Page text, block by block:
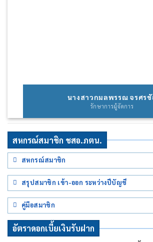
นางสาวกมลพรรณ จรศรชั
รักษาการผู้จัดการ
สหกรณ์สมาชิก ชสอ.ภตน.
สหกรณ์สมาชิก
สรุปสมาชิก เข้า-ออก ระหว่างปีบัญชี
คู่มือสมาชิก
อัตราดอกเบี้ยเงินรับฝาก